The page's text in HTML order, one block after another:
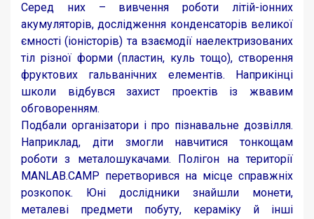
Серед них – вивчення роботи літій-іонних
акумуляторів, дослідження конденсаторів великої
ємності (іоністорів) та взаємодії наелектризованих
тіл різної форми (пластин, куль тощо), створення
фруктових гальванічних елементів. Наприкінці
школи відбувся захист проектів із жвавим
обговоренням.
Подбали організатори і про пізнавальне дозвілля.
Наприклад, діти змогли навчитися тонкощам
роботи з металошукачами. Полігон на території
MANLAB.CAMP перетворився на місце справжніх
розкопок. Юні дослідники знайшли монети,
металеві предмети побуту, кераміку й інші